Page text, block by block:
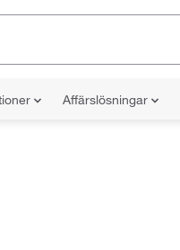
Affärslösningar